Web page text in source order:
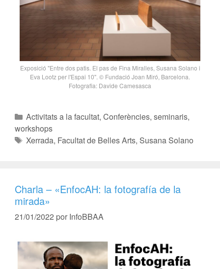
Exposició "Entre dos patis. El pas de Fina Miralles, Susana Solano i
Eva Lootz per l'Espai 10". © Fundació Joan Miró, Barcelona.
Fotografia: Davide Camesasca
Activitats a la facultat, Conferències, seminaris,
workshops
Xerrada, Facultat de Belles Arts, Susana Solano
Charla – «EnfocAH: la fotografía de la
mirada»
21/01/2022 por InfoBBAA